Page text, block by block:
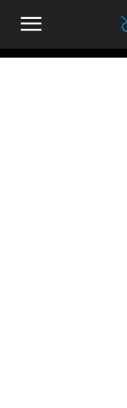
RallyandRaces.com